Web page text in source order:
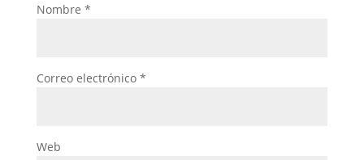
Nombre *
Correo electrónico *
Web